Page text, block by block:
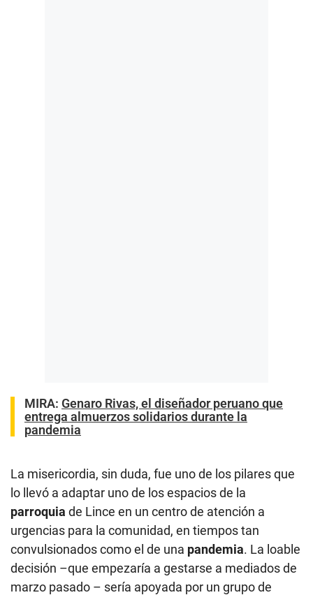
MIRA: Genaro Rivas, el diseñador peruano que
entrega almuerzos solidarios durante la
pandemia
La misericordia, sin duda, fue uno de los pilares que
lo llevó a adaptar uno de los espacios de la
parroquia de Lince en un centro de atención a
urgencias para la comunidad, en tiempos tan
convulsionados como el de una pandemia. La loable
decisión –que empezaría a gestarse a mediados de
marzo pasado – sería apoyada por un grupo de